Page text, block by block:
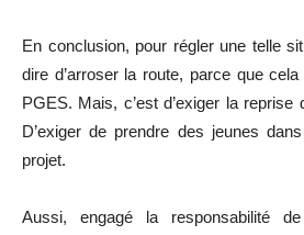
En conclusion, pour régler une telle
dire d’arroser la route, parce que
PGES. Mais, c’est d’exiger la
D’exiger de prendre des jeunes
projet.
Aussi, engagé la responsabilité